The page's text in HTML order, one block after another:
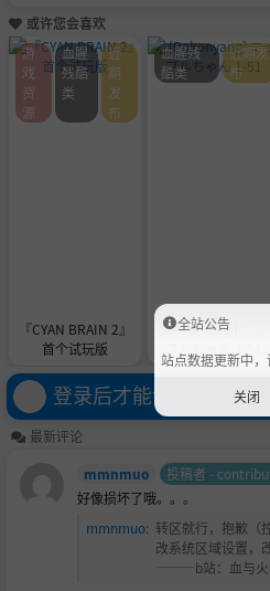
或许您会喜欢
『CYAN BRAIN 2』
首个试玩版
游
戏
资
源
血腥
残酷
类
近
期
发
布
[Pokonyang] ニッ
血腥残
酷类
近期发
布
登录后才能评论哦！
最新评论
mmnmuo
投稿者 -
好像损坏了哦。。。
mmnmuo: 转区就行，抱歉（
改系统区域设置，
———b站：血与火
全站公告
站点数据更新中
关闭